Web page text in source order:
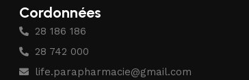
Cordonnées
28 186 186
28 742 000
life.parapharmacie@gmail.com